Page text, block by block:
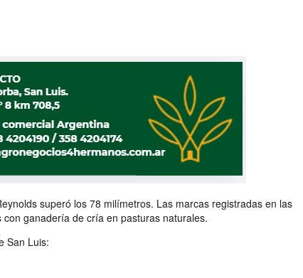
superó los 78 milímetros. Las marcas registradas en las
ganadería de cría en pasturas naturales.
San Luis: